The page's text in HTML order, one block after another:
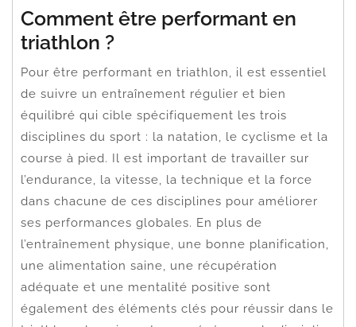
Comment être performant en
triathlon ?
Pour être performant en triathlon, il est essentiel
de suivre un entraînement régulier et bien
équilibré qui cible spécifiquement les trois
disciplines du sport : la natation, le cyclisme et la
course à pied. Il est important de travailler sur
l’endurance, la vitesse, la technique et la force
dans chacune de ces disciplines pour améliorer
ses performances globales. En plus de
l’entraînement physique, une bonne planification,
une alimentation saine, une récupération
adéquate et une mentalité positive sont
également des éléments clés pour réussir dans le